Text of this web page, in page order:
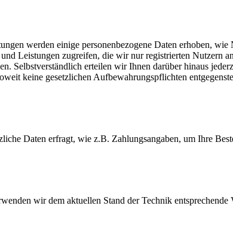
werden einige personenbezogene Daten erhoben,
Leistungen zugreifen, die wir nur registrierten Nutzern
Selbstverständlich erteilen wir Ihnen darüber hinaus
keine gesetzlichen Aufbewahrungspflichten
Daten erfragt, wie z.B. Zahlungsangaben, um Ihre
wir dem aktuellen Stand der Technik